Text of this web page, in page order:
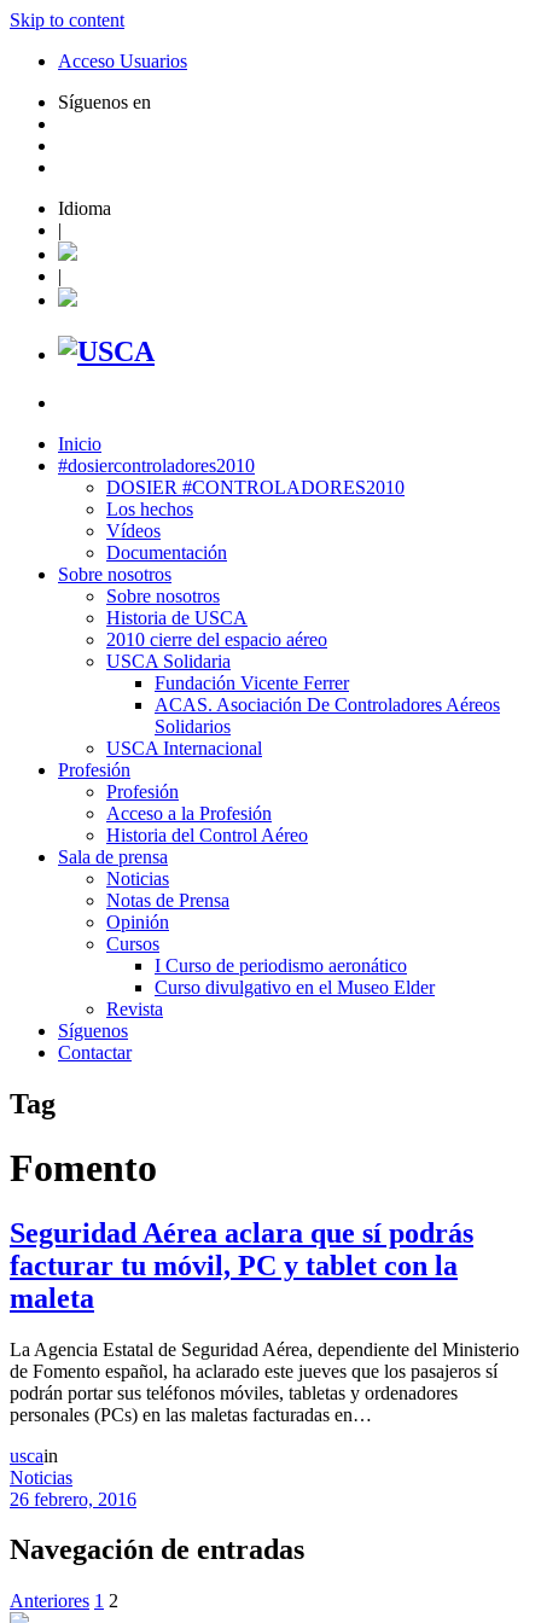
Skip to content
Acceso Usuarios
Síguenos en
Idioma
|
|
Inicio
#dosiercontroladores2010
DOSIER #CONTROLADORES2010
Los hechos
Vídeos
Documentación
Sobre nosotros
Sobre nosotros
Historia de USCA
2010 cierre del espacio aéreo
USCA Solidaria
Fundación Vicente Ferrer
ACAS. Asociación De Controladores Aéreos
Solidarios
USCA Internacional
Profesión
Profesión
Acceso a la Profesión
Historia del Control Aéreo
Sala de prensa
Noticias
Notas de Prensa
Opinión
Cursos
I Curso de periodismo aeronático
Curso divulgativo en el Museo Elder
Revista
Síguenos
Contactar
Tag
Fomento
Seguridad Aérea aclara que sí podrás
facturar tu móvil, PC y tablet con la
maleta
La Agencia Estatal de Seguridad Aérea, dependiente del Ministerio
de Fomento español, ha aclarado este jueves que los pasajeros sí
podrán portar sus teléfonos móviles, tabletas y ordenadores
personales (PCs) en las maletas facturadas en…
uscain
Noticias
26 febrero, 2016
Navegación de entradas
Anteriores 1 2